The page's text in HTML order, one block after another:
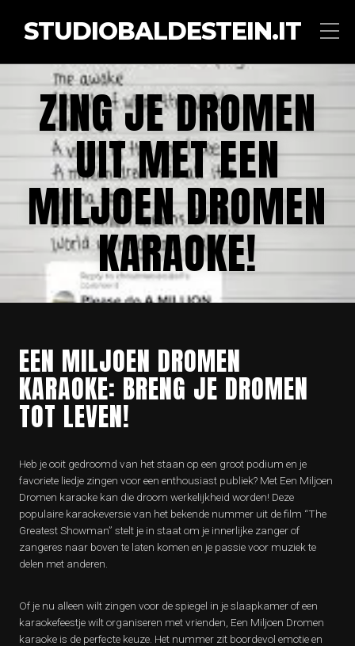
STUDIOBALDESTEIN.IT
ZING JE DROMEN
UIT MET EEN
MILJOEN DROMEN
KARAOKE!
EEN MILJOEN DROMEN
KARAOKE: BRENG JE DROMEN
TOT LEVEN!
Heb je ooit gedroomd van het staan op een groot podium en je
favoriete liedje zingen voor een enthousiast publiek? Met Een Miljoen
Dromen karaoke kan die droom werkelijkheid worden! Deze
populaire karaokeversie van het bekende nummer uit de film “The
Greatest Showman” stelt je in staat om je innerlijke zanger of
zangeres naar boven te laten komen en je passie voor muziek te
delen met anderen.
Of je nu alleen wilt zingen voor de spiegel in je slaapkamer of een
karaokefeestje wilt organiseren met vrienden, Een Miljoen Dromen
karaoke is de perfecte keuze. Het nummer zit boordevol emotie en